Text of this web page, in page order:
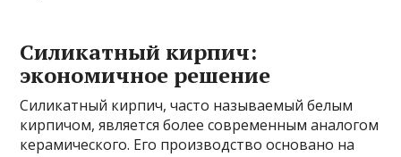
Силикатный кирпич:
экономичное решение
Силикатный кирпич, часто называемый белым
кирпичом, является более современным аналогом
керамического. Его производство основано на